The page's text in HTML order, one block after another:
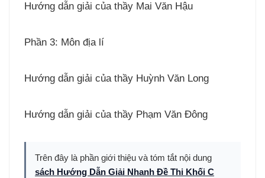
Hướng dẫn giải của thầy Mai Văn Hậu
Phần 3: Môn địa lí
Hướng dẫn giải của thầy Huỳnh Văn Long
Hướng dẫn giải của thầy Phạm Văn Đông
Trên đây là phần giới thiệu và tóm tắt nội dung
sách Hướng Dẫn Giải Nhanh Đề Thi Khối C